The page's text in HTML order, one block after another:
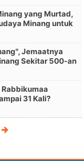
yang Murtad,
Minang untuk
Jemaatnya
Sekitar 500-an
Rabbikumaa
31 Kali?